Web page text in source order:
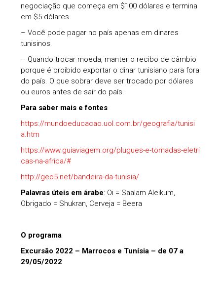
negociação que começa em $100 dólares e termina
em $5 dólares.
– Você pode pagar no país apenas em dinares
tunisinos.
– Quando trocar moeda, manter o recibo de câmbio
porque é proibido exportar o dinar tunisiano para fora
do país. O que sobrar deve ser trocado por dólares
ou euros antes de sair do país.
Para saber mais e fontes
https://mundoeducacao.uol.com.br/geografia/tunisi
a.htm
https://www.guiaviagem.org/plugues-e-tomadas-eletri
cas-na-africa/#
http://geo5.net/bandeira-da-tunisia/
Palavras úteis em árabe: Oi = Saalam Aleikum,
Obrigado = Shukran, Cerveja = Beera
O programa
Excursão 2022 – Marrocos e Tunísia – de 07 a
29/05/2022